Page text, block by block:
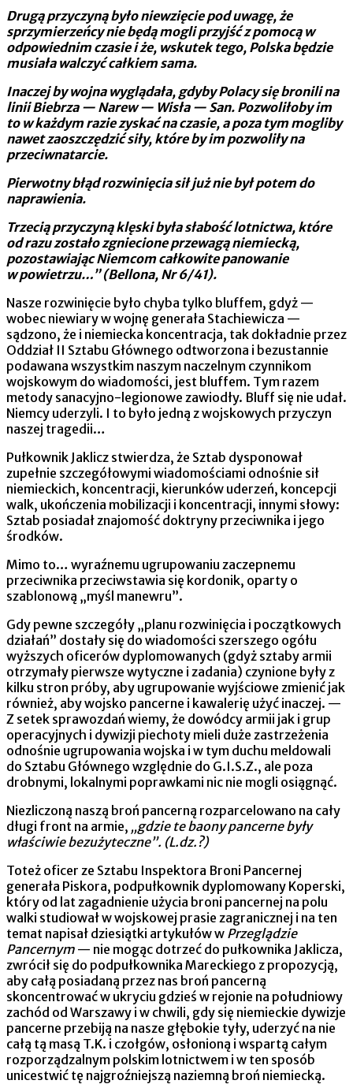
Drugą przyczyną było niewzięcie pod uwagę, że
sprzymierzeńcy nie będą mogli przyjść z pomocą w
odpowiednim czasie i że, wskutek tego, Polska będzie
musiała walczyć całkiem sama.
Inaczej by wojna wyglądała, gdyby Polacy się bronili na
linii Biebrza — Narew — Wisła — San. Pozwoliłoby im
to w każdym razie zyskać na czasie, a poza tym mogliby
nawet zaoszczędzić siły, które by im pozwoliły na
przeciwnatarcie.
Pierwotny błąd rozwinięcia sił już nie był potem do
naprawienia.
Trzecią przyczyną klęski była słabość lotnictwa, które
od razu zostało zgniecione przewagą niemiecką,
pozostawiając Niemcom całkowite panowanie
w powietrzu…” (Bellona, Nr 6/41).
Nasze rozwinięcie było chyba tylko bluffem, gdyż —
wobec niewiary w wojnę generała Stachiewicza —
sądzono, że i niemiecka koncentracja, tak dokładnie przez
Oddział II Sztabu Głównego odtworzona i bezustannie
podawana wszystkim naszym naczelnym czynnikom
wojskowym do wiadomości, jest bluffem. Tym razem
metody sanacyjno-legionowe zawiodły. Bluff się nie udał.
Niemcy uderzyli. I to było jedną z wojskowych przyczyn
naszej tragedii…
Pułkownik Jaklicz stwierdza, że Sztab dysponował
zupełnie szczegółowymi wiadomościami odnośnie sił
niemieckich, koncen­tracji, kierunków uderzeń, koncepcji
walk, ukończenia mobilizacji i koncentracji, innymi słowy:
Sztab posiadał znajomość doktryny przeciwnika i jego
środków.
Mimo to… wyraźnemu ugrupowaniu zaczepnemu
przeciwnika przeciwstawia się kordonik, oparty o
szablonową „myśl manewru”.
Gdy pewne szczegóły „planu rozwinięcia i początkowych
działań” dostały się do wiadomości szerszego ogółu
wyższych oficerów dyplomowanych (gdyż sztaby armii
otrzymały pierwsze wytyczne i zadania) czynione były z
kilku stron próby, aby ugrupowanie wyjściowe zmienić jak
również, aby wojsko pan­cerne i kawalerię użyć inaczej. —
Z setek sprawozdań wiemy, że dowódcy armii jak i grup
operacyjnych i dywizji piechoty mieli duże zastrzeżenia
odnośnie ugrupowania wojska i w tym duchu meldowali
do Sztabu Głównego względnie do G.I.S.Z., ale poza
drobnymi, lokalnymi poprawkami nic nie mogli osiągnąć.
Niezliczoną naszą broń pancerną rozparcelowano na cały
długi front na armie, „gdzie te baony pancerne były
właściwie bezużyteczne”. (L.dz.?)
Toteż oficer ze Sztabu Inspektora Broni Pancernej
generała Piskora, podpułkownik dyplomowany Koperski,
który od lat za­gadnienie użycia broni pancernej na polu
walki studiował w woj­skowej prasie zagranicznej i na ten
temat napisał dziesiątki artyku­łów w Przeglądzie
Pancernym — nie mogąc dotrzeć do pułkownika Jaklicza,
zwrócił się do podpułkownika Mareckiego z propozycją,
aby całą posiadaną przez nas broń pancerną
skoncentrować w ukryciu gdzieś w rejonie na południowy
zachód od Warszawy i w chwili, gdy się niemieckie dywizje
pancerne przebiją na nasze głę­bokie tyły, uderzyć na nie
całą tą masą T.K. i czołgów, osłonioną i wspartą całym
rozporządzalnym polskim lotnictwem i w ten spo­sób
unicestwić tę najgroźniejszą naziemną broń niemiecką.